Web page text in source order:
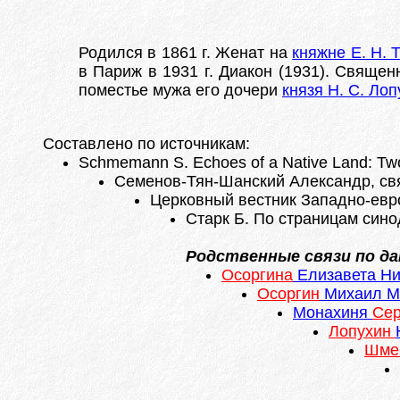
Родился в 1861 г. Женат на княжне Е. Н.
в Париж в 1931 г. Диакон (1931).
поместье мужа его дочери князя Н. С.
Составлено по источникам:
Schmemann S. Echoes of a Native Land:
Семенов-Тян-Шанский Александр,
Церковный вестник Западно-
Старк Б. По страницам
Родственные связи по
Осоргина Елизавета
Осоргин Михаил
Монахиня
Лопухин